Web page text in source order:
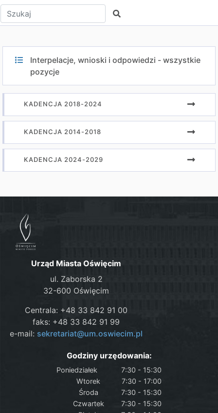
Wpisz tekst do wyszukania Szukaj
Interpelacje, wnioski i odpowiedzi - wszystkie
pozycje
KADENCJA 2018-2024
KADENCJA 2014-2018
KADENCJA 2024-2029
Urząd Miasta Oświęcim
ul. Zaborska 2
32-600 Oświęcim
Centrala: +48 33 842 91 00
faks: +48 33 842 91 99
e-mail: sekretariat@um.oswiecim.pl
Godziny urzędowania:
Poniedziałek
7:30 - 15:30
Wtorek
7:30 - 17:00
Środa
7:30 - 15:30
Czwartek
7:30 - 15:30